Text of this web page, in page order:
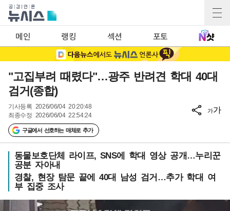
메인 랭킹 섹션 포토
"고집부려 때렸다"…광주 반려견 학대 40대
검거(종합)
기사등록 2026/06/04 20:20:48
최종수정 2026/06/04 22:54:24
구글에서 선호하는 매체로 추가
가가
동물보호단체 라이프, SNS에 학대 영상 공개…누리꾼
공분 자아내
경찰, 현장 탐문 끝에 40대 남성 검거…추가 학대 여
부 집중 조사